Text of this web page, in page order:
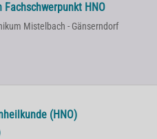
HNO
Mistelbach - Gänserndorf
(HNO)